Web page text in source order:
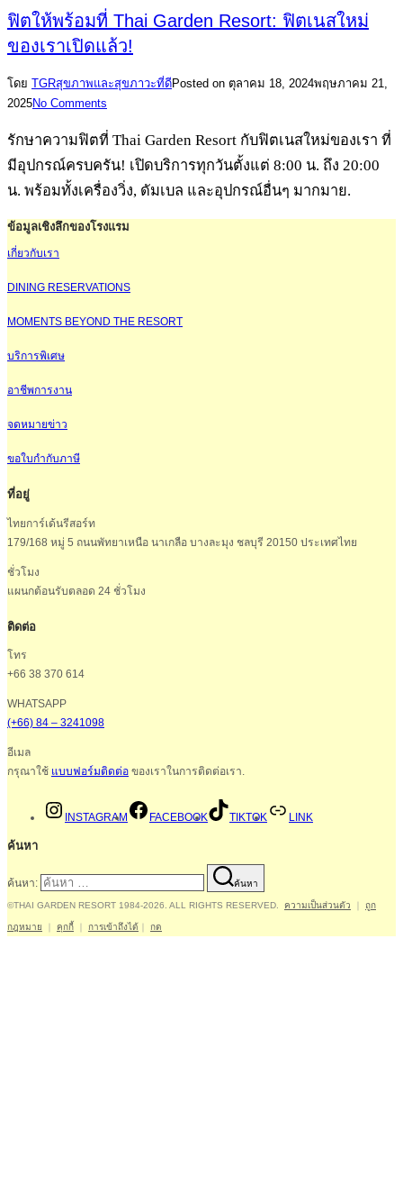
ฟิตให้พร้อมที่ Thai Garden Resort: ฟิตเนสใหม่
ของเราเปิดแล้ว!
โดย TGRสุขภาพและสุขภาวะที่ดีPosted on ตุลาคม 18, 2024พฤษภาคม 21,
2025No Comments
รักษาความฟิตที่ Thai Garden Resort กับฟิตเนสใหม่ของเรา ที่
มีอุปกรณ์ครบครัน! เปิดบริการทุกวันตั้งแต่ 8:00 น. ถึง 20:00
น. พร้อมทั้งเครื่องวิ่ง, ดัมเบล และอุปกรณ์อื่นๆ มากมาย.
ข้อมูลเชิงลึกของโรงแรม
เกี่ยวกับเรา
DINING RESERVATIONS
MOMENTS BEYOND THE RESORT
บริการพิเศษ
อาชีพการงาน
จดหมายข่าว
ขอใบกำกับภาษี
ที่อยู่
ไทยการ์เด้นรีสอร์ท
179/168 หมู่ 5 ถนนพัทยาเหนือ นาเกลือ บางละมุง ชลบุรี 20150 ประเทศไทย
ชั่วโมง
แผนกต้อนรับตลอด 24 ชั่วโมง
ติดต่อ
โทร
+66 38 370 614
WHATSAPP
(+66) 84 – 3241098
อีเมล
กรุณาใช้ แบบฟอร์มติดต่อ ของเราในการติดต่อเรา.
INSTAGRAM FACEBOOK TIKTOK LINK
ค้นหา
ค้นหา: ค้นหา
©THAI GARDEN RESORT 1984-2026. ALL RIGHTS RESERVED. ความเป็นส่วนตัว ถูก
กฎหมาย คุกกี้ การเข้าถึงได้ กด